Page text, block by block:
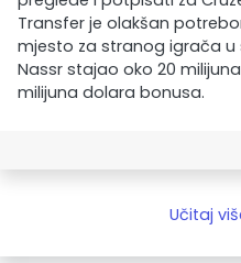
Transfer je olakšan
mjesto za stranog igrača u
Nassr stajao oko 20
milijuna dolara bonusa.
Učitaj